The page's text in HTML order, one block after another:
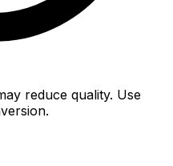
reduce quality. Use